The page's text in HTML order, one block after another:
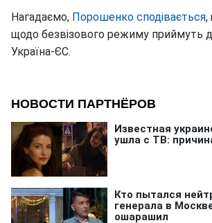
Нагадаємо, Порошенко сподівається,
щодо безвізового режиму приймуть
Україна-ЄС.